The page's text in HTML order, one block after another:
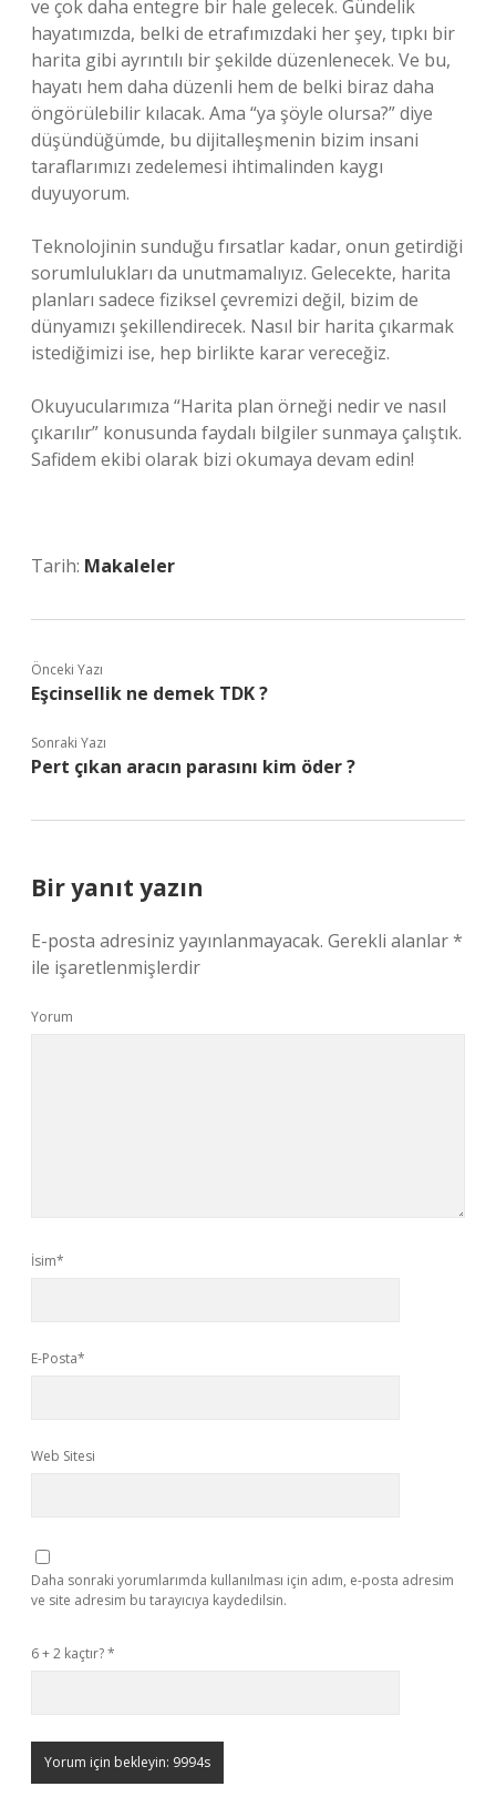
ve çok daha entegre bir hale gelecek. Gündelik
hayatımızda, belki de etrafımızdaki her şey, tıpkı bir
harita gibi ayrıntılı bir şekilde düzenlenecek. Ve bu,
hayatı hem daha düzenli hem de belki biraz daha
öngörülebilir kılacak. Ama “ya şöyle olursa?” diye
düşündüğümde, bu dijitalleşmenin bizim insani
taraflarımızı zedelemesi ihtimalinden kaygı
duyuyorum.
Teknolojinin sunduğu fırsatlar kadar, onun getirdiği
sorumlulukları da unutmamalıyız. Gelecekte, harita
planları sadece fiziksel çevremizi değil, bizim de
dünyamızı şekillendirecek. Nasıl bir harita çıkarmak
istediğimizi ise, hep birlikte karar vereceğiz.
Okuyucularımıza “Harita plan örneği nedir ve nasıl
çıkarılır” konusunda faydalı bilgiler sunmaya çalıştık.
Safidem ekibi olarak bizi okumaya devam edin!
Tarih: Makaleler
Önceki Yazı
Eşcinsellik ne demek TDK ?
Sonraki Yazı
Pert çıkan aracın parasını kim öder ?
Bir yanıt yazın
E-posta adresiniz yayınlanmayacak. Gerekli alanlar*
ile işaretlenmişlerdir
Yorum
İsim*
E-Posta*
Web Sitesi
Daha sonraki yorumlarımda kullanılması için adım, e-posta adresim
ve site adresim bu tarayıcıya kaydedilsin.
6 + 2 kaçtır?*